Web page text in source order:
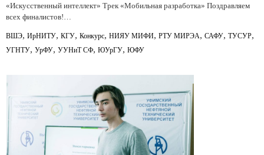
«Искусственный интеллект» Трек «Мобильная разработка» Поздравляем
всех финалистов!…
ВШЭ, ИрНИТУ, КГУ, Конкурс, НИЯУ МИФИ, РТУ МИРЭА, САФУ, ТУСУР,
УГНТУ, УрФУ, УУНиТ СФ, ЮУрГУ, ЮФУ